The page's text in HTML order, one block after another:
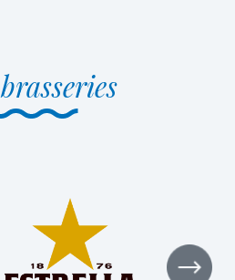
brasseries